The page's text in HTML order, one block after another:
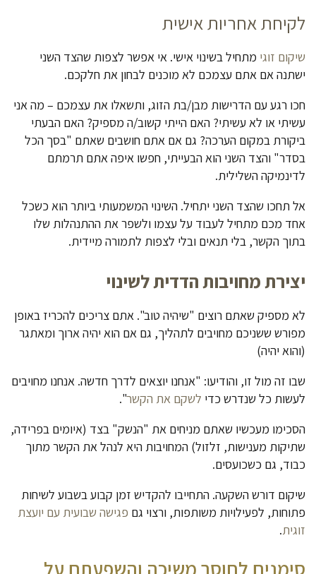
לקיחת אחריות אישית
שיקום זוגי מתחיל בשינוי אישי. אי אפשר לצפות שהצד השני
ישתנה אם אתם עצמכם לא מוכנים לבחון את חלקכם.
חכו רגע עם הדרישות מבן/בת הזוג, ותשאלו את עצמכם – מה אני
עשיתי או לא עשיתי? האם הייתי קשוב/ה מספיק? האם הבעתי
ביקורת במקום הערכה? גם אם אתם חושבים שאתם "בסך הכל
בסדר" והצד השני הוא הבעייתי, חפשו איפה אתם תרמתם
לדינמיקה השלילית.
אל תחכו שהצד השני יתחיל. השינוי המשמעותי ביותר הוא כשכל
אחד מכם מתחיל לעבוד על עצמו ולשפר את ההתנהלות שלו
בתוך הקשר, בלי תנאים ובלי לצפות לתמורה מיידית.
יצירת מחויבות הדדית לשינוי
לא מספיק שאתם רוצים "שיהיה טוב". אתם צריכים להכריז באופן
מפורש ששניכם מחויבים לתהליך, גם אם הוא יהיה ארוך ומאתגר
(והוא יהיה)
שבו זה מול זו, והודיעו: "אנחנו יוצאים לדרך חדשה. אנחנו מחויבים
לעשות כל שנדרש כדי לשקם את הקשר".
הסכימו מעכשיו שאתם מניחים את "הנשק" בצד (איומים בפרידה,
שתיקות מענישות, זלזול) המחויבות היא לנהל את הקשר מתוך
כבוד, גם כשכועסים.
שיקום דורש השקעה. התחייבו להקדיש זמן קבוע בשבוע לשיחות
פתוחות, לפעילויות משותפות, ורצוי גם פגישה שבועית עם יועצת
זוגית.
סימנים לחוסר משיכה והשפעתם על